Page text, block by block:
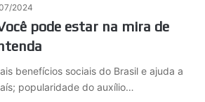
2024
pode estar na mira de
benefícios sociais do Brasil e ajuda a
popularidade do auxílio…